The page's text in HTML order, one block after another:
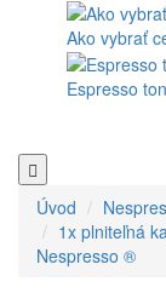
Ako vybrať
Espresso
Úvod
1x plniteľná
Nespresso ®